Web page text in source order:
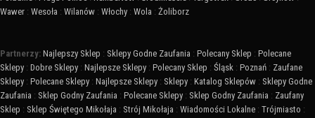
Wawer : Wesoła : Wilanów : Włochy : Wola : Żoliborz
Partnerzy: Najlepszy Sklep : Sklepy Godne Zaufania : Polecany Sklep : Polecane
Sklepy : Dobre Sklepy : Najlepsze Sklepy : Polecany Sklep : Śląsk : Poznań : Zaufane
Sklepy : Polecane Sklepy : Najlepsze Sklepy : Sklepy : Katalog Sklepów : Sklepy Godne
Zaufania : Sklep Godny Zaufania : Polecane Sklepy : Sklep Godny Zaufania : Zaufany
Sklep : Sklep Świętego Mikołaja : Strój Mikołaja : Wiadomości Lokalne : Trójmiasto :